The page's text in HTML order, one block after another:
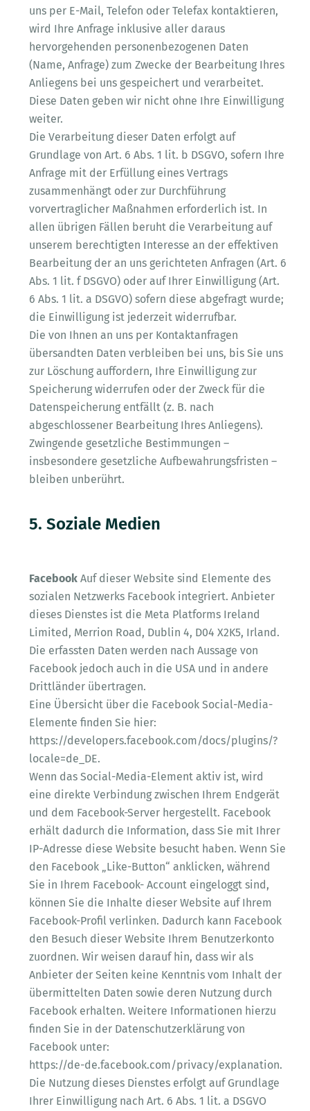
uns per E-Mail, Telefon oder Telefax kontaktieren,
wird Ihre Anfrage inklusive aller daraus
hervorgehenden personenbezogenen Daten
(Name, Anfrage) zum Zwecke der Bearbeitung Ihres
Anliegens bei uns gespeichert und verarbeitet.
Diese Daten geben wir nicht ohne Ihre Einwilligung
weiter.
Die Verarbeitung dieser Daten erfolgt auf
Grundlage von Art. 6 Abs. 1 lit. b DSGVO, sofern Ihre
Anfrage mit der Erfüllung eines Vertrags
zusammenhängt oder zur Durchführung
vorvertraglicher Maßnahmen erforderlich ist. In
allen übrigen Fällen beruht die Verarbeitung auf
unserem berechtigten Interesse an der effektiven
Bearbeitung der an uns gerichteten Anfragen (Art. 6
Abs. 1 lit. f DSGVO) oder auf Ihrer Einwilligung (Art.
6 Abs. 1 lit. a DSGVO) sofern diese abgefragt wurde;
die Einwilligung ist jederzeit widerrufbar.
Die von Ihnen an uns per Kontaktanfragen
übersandten Daten verbleiben bei uns, bis Sie uns
zur Löschung auffordern, Ihre Einwilligung zur
Speicherung widerrufen oder der Zweck für die
Datenspeicherung entfällt (z. B. nach
abgeschlossener Bearbeitung Ihres Anliegens).
Zwingende gesetzliche Bestimmungen –
insbesondere gesetzliche Aufbewahrungsfristen –
bleiben unberührt.
5. Soziale Medien
Facebook Auf dieser Website sind Elemente des
sozialen Netzwerks Facebook integriert. Anbieter
dieses Dienstes ist die Meta Platforms Ireland
Limited, Merrion Road, Dublin 4, D04 X2K5, Irland.
Die erfassten Daten werden nach Aussage von
Facebook jedoch auch in die USA und in andere
Drittländer übertragen.
Eine Übersicht über die Facebook Social-Media-
Elemente finden Sie hier:
https://developers.facebook.com/docs/plugins/?
locale=de_DE.
Wenn das Social-Media-Element aktiv ist, wird
eine direkte Verbindung zwischen Ihrem Endgerät
und dem Facebook-Server hergestellt. Facebook
erhält dadurch die Information, dass Sie mit Ihrer
IP-Adresse diese Website besucht haben. Wenn Sie
den Facebook „Like-Button“ anklicken, während
Sie in Ihrem Facebook- Account eingeloggt sind,
können Sie die Inhalte dieser Website auf Ihrem
Facebook-Profil verlinken. Dadurch kann Facebook
den Besuch dieser Website Ihrem Benutzerkonto
zuordnen. Wir weisen darauf hin, dass wir als
Anbieter der Seiten keine Kenntnis vom Inhalt der
übermittelten Daten sowie deren Nutzung durch
Facebook erhalten. Weitere Informationen hierzu
finden Sie in der Datenschutzerklärung von
Facebook unter:
https://de-de.facebook.com/privacy/explanation.
Die Nutzung dieses Dienstes erfolgt auf Grundlage
Ihrer Einwilligung nach Art. 6 Abs. 1 lit. a DSGVO